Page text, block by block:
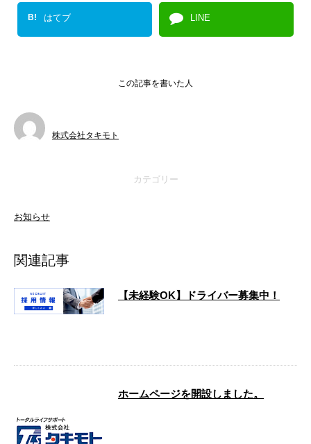
B! はてブ LINE
この記事を書いた人
株式会社タキモト
カテゴリー
お知らせ
関連記事
【未経験OK】ドライバー募集中！
ホームページを開設しました。